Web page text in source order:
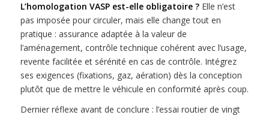
L’homologation VASP est-elle obligatoire ?Elle n’est
pas imposée pour circuler, mais elle change tout en
pratique : assurance adaptée à la valeur de
l’aménagement, contrôle technique cohérent avec l’usage,
revente facilitée et sérénité en cas de contrôle. Intégrez
ses exigences (fixations, gaz, aération) dès la conception
plutôt que de mettre le véhicule en conformité après coup.
Dernier réflexe avant de conclure : l’essai routier de vingt